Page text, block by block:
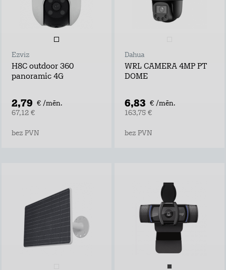
Ezviz
H8C outdoor 360
panoramic 4G
2,79 € /mēn.
67,12 €
bez PVN
Dahua
WRL CAMERA 4MP PT
DOME
6,83 € /mēn.
163,75 €
bez PVN